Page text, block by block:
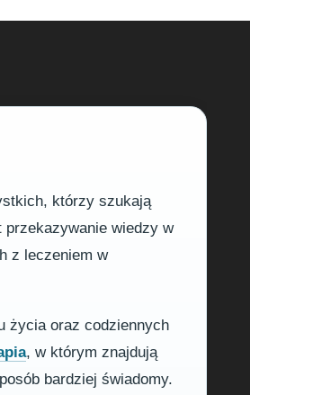
którzy szukają
wiedzy w
z leczeniem w
życia oraz codziennych
, w którym znajdują
bardziej świadomy.